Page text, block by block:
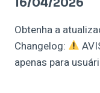
Obtenha a
Changelog:
apenas para